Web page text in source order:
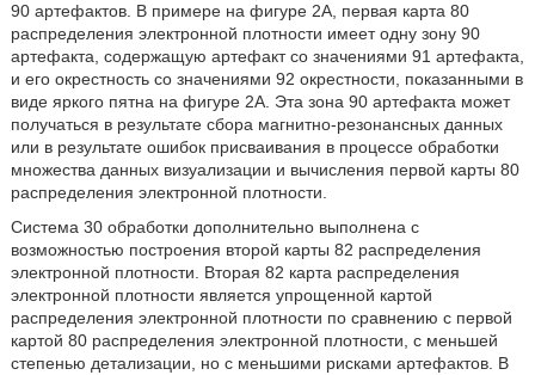
90 артефактов. В примере на фигуре 2А, первая карта 80
распределения электронной плотности имеет одну зону 90
артефакта, содержащую артефакт со значениями 91 артефакта,
и его окрестность со значениями 92 окрестности, показанными в
виде яркого пятна на фигуре 2А. Эта зона 90 артефакта может
получаться в результате сбора магнитно-резонансных данных
или в результате ошибок присваивания в процессе обработки
множества данных визуализации и вычисления первой карты 80
распределения электронной плотности.
Система 30 обработки дополнительно выполнена с
возможностью построения второй карты 82 распределения
электронной плотности. Вторая 82 карта распределения
электронной плотности является упрощенной картой
распределения электронной плотности по сравнению с первой
картой 80 распределения электронной плотности, с меньшей
степенью детализации, но с меньшими рисками артефактов. В